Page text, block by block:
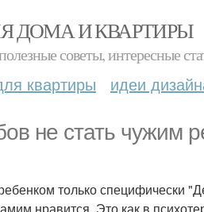
ДОМА И КВАРТИРЫ
советы, интересные
квартиры идеи
не стать чужим
только специфически